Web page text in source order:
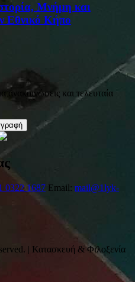
Μνήμη και
Εθνικό Κήπο
ανακοινώσεις και τελευταία
0322 1687 Email: mail@1lyk-
| Κατασκευή & Φιλοξενία